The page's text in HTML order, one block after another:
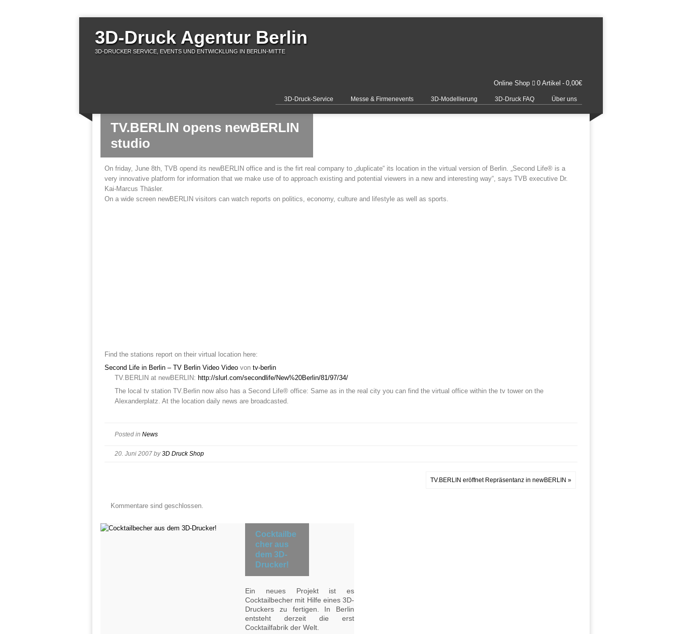
3D-Druck Agentur Berlin
3D-DRUCKER SERVICE, EVENTS UND ENTWICKLUNG IN BERLIN-MITTE
Online Shop 0 Artikel 0,00€
3D-Druck-Service Messe & Firmenevents 3D-Modellierung 3D-Druck FAQ Über uns
TV.BERLIN opens newBERLIN
studio
On friday, June 8th, TVB opend its newBERLIN office and is the firt real company to „duplicate“ its location in the virtual version of Berlin. „Second Life® is a
very innovative platform for information that we make use of to approach existing and potential viewers in a new and interesting way“, says TVB executive Dr.
Kai-Marcus Thäsler.
On a wide screen newBERLIN visitors can watch reports on politics, economy, culture and lifestyle as well as sports.
Find the stations report on their virtual location here:
Second Life in Berlin – TV Berlin Video Video von tv-berlin
TV.BERLIN at newBERLIN: http://slurl.com/secondlife/New%20Berlin/81/97/34/
The local tv station TV.Berlin now also has a Second Life® office: Same as in the real city you can find the virtual office within the tv tower on the
Alexanderplatz. At the location daily news are broadcasted.
Posted in News
20. Juni 2007 by3D Druck Shop
TV.BERLIN eröffnet Repräsentanz in newBERLIN »
Kommentare sind geschlossen.
Cocktailbe
cher aus
dem 3D-
Drucker!
Ein neues Projekt ist es
Cocktailbecher mit Hilfe eines 3D-
Druckers zu fertigen. In Berlin
entsteht derzeit die erst
Cocktailfabrik der Welt.